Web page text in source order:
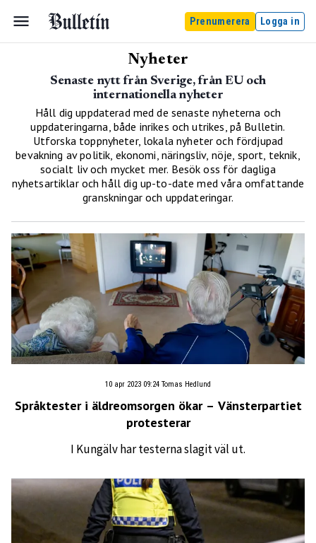
Prenumerera Logga in
Nyheter
Senaste nytt från Sverige, från EU och
internationella nyheter
Håll dig uppdaterad med de senaste nyheterna och
uppdateringarna, både inrikes och utrikes, på Bulletin.
Utforska toppnyheter, lokala nyheter och fördjupad
bevakning av politik, ekonomi, näringsliv, nöje, sport, teknik,
socialt liv och mycket mer. Besök oss för dagliga
nyhetsartiklar och håll dig up-to-date med våra omfattande
granskningar och uppdateringar.
10 apr 2023 09:24 Tomas Hedlund
Språktester i äldreomsorgen ökar – Vänsterpartiet
protesterar
I Kungälv har testerna slagit väl ut.